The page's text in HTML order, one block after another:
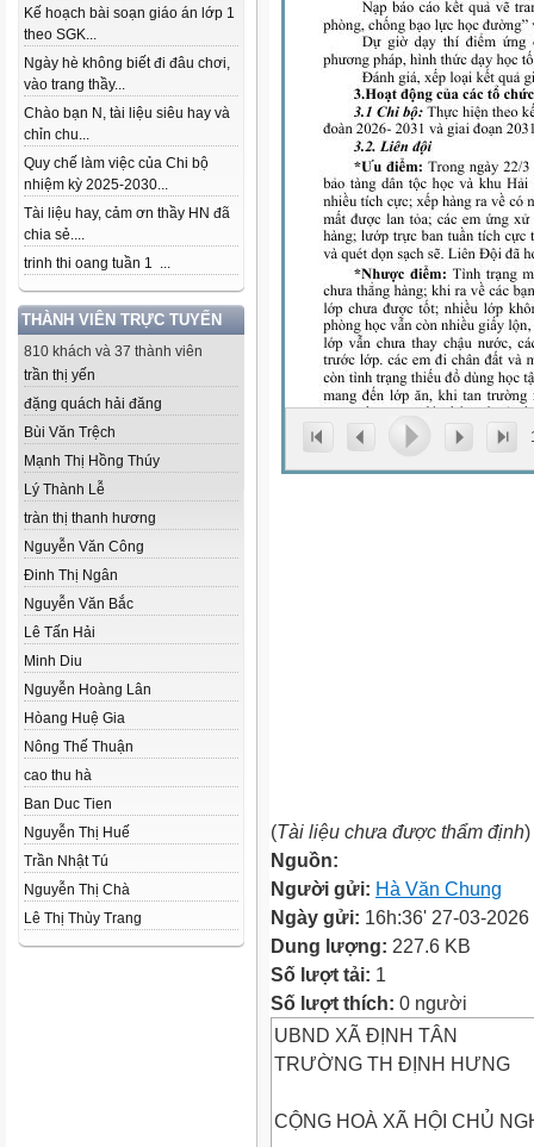
Kế hoạch bài soạn giáo án lớp 1
theo SGK...
Ngày hè không biết đi đâu chơi,
vào trang thầy...
Chào bạn N, tài liệu siêu hay và
chỉn chu...
Quy chế làm việc của Chi bộ
nhiệm kỳ 2025-2030...
Tài liệu hay, cảm ơn thầy HN đã
chia sẻ....
trinh thi oang tuần 1 ...
THÀNH VIÊN TRỰC TUYẾN
810 khách và 37 thành viên
trần thị yến
đặng quách hải đăng
Bùi Văn Trệch
Mạnh Thị Hồng Thúy
Lý Thành Lễ
tràn thị thanh hương
Nguyễn Văn Công
Đinh Thị Ngân
Nguyễn Văn Bắc
Lê Tấn Hải
Minh Diu
Nguyễn Hoàng Lân
Hòang Huệ Gia
Nông Thế Thuận
cao thu hà
Ban Duc Tien
Nguyễn Thị Huế
Trần Nhật Tú
Nguyễn Thị Chà
Lê Thị Thùy Trang
(Tài liệu chưa được thẩm định)
Nguồn:
Người gửi: Hà Văn Chung
Ngày gửi: 16h:36' 27-03-2026
Dung lượng: 227.6 KB
Số lượt tải: 1
Số lượt thích: 0 người
UBND XÃ ĐỊNH TÂN
TRƯỜNG TH ĐỊNH HƯNG
CỘNG HOÀ XÃ HỘI CHỦ